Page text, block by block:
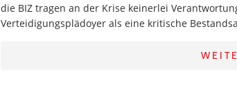
die BIZ tragen an der Krise keinerlei
Verteidigungsplädoyer als eine kritische